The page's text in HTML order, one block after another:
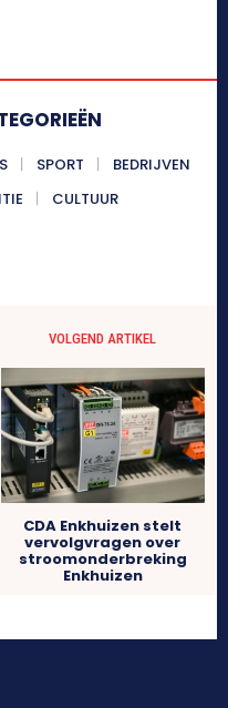
SPORT
BEDRIJVEN
CULTUUR
VOLGEND ARTIKEL
CDA Enkhuizen stelt
vervolgvragen over
stroomonderbreking
Enkhuizen